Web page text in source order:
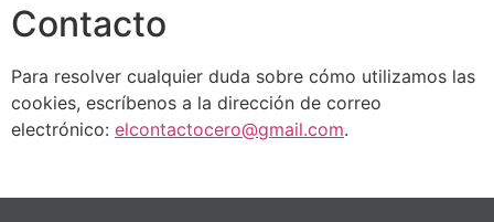
Contacto
Para resolver cualquier duda sobre cómo utilizamos las
cookies, escríbenos a la dirección de correo
electrónico: elcontactocero@gmail.com.